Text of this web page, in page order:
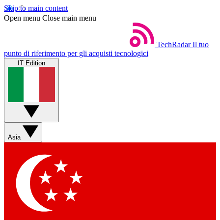
Skip to main content
Open menu Close main menu
TechRadar Il tuo
punto di riferimento per gli acquisti tecnologici
IT Edition
Asia